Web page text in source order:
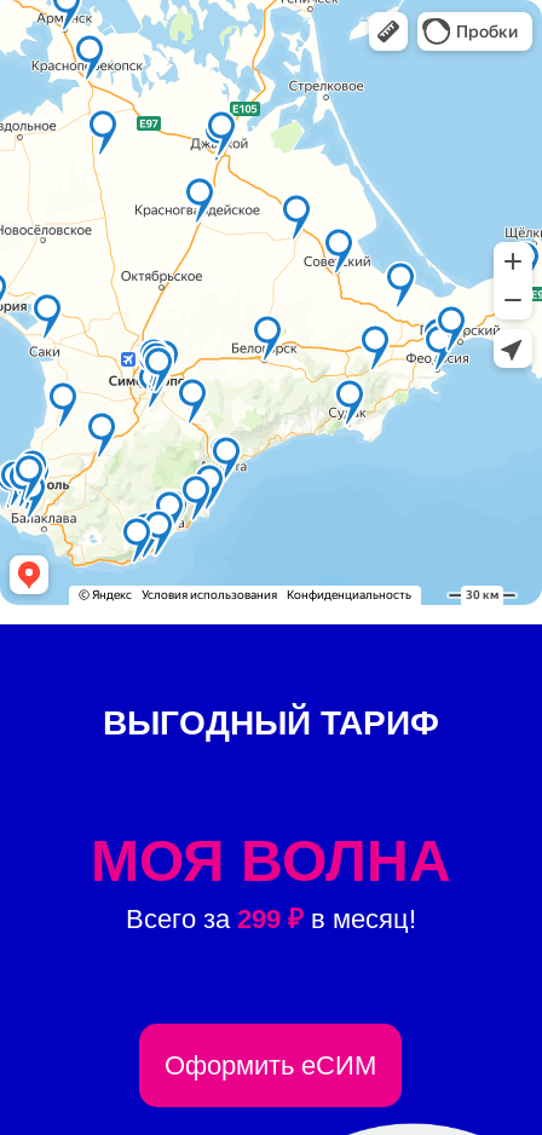
Всего за 299 ₽ в месяц!
ВЫГОДНЫЙ ТАРИФ
МОЯ ВОЛНА
Оформить еСИМ